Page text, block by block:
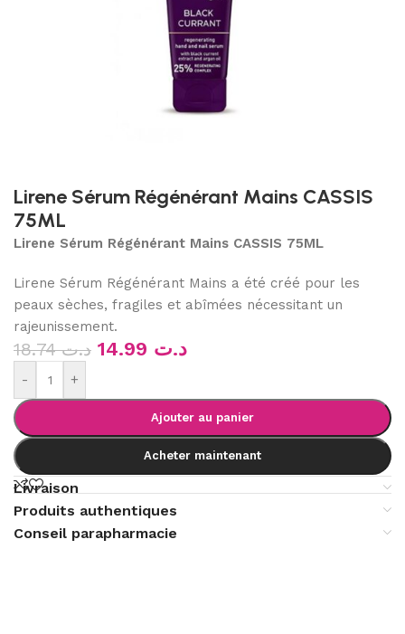
Lirene Sérum Régénérant Mains CASSIS
75ML
Lirene Sérum Régénérant Mains CASSIS 75ML
Lirene Sérum Régénérant Mains a été créé pour les
peaux sèches, fragiles et abîmées nécessitant un
rajeunissement.
د.ت18.74 د.ت
- +
Ajouter au panier
Acheter maintenant
Livraison
Produits authentiques
Conseil parapharmacie